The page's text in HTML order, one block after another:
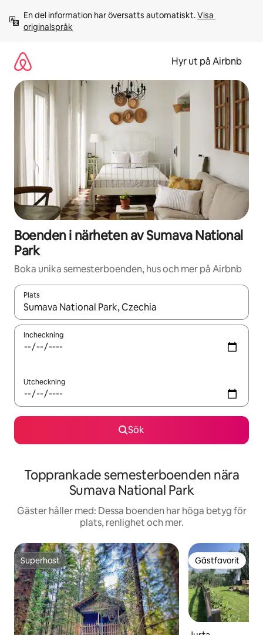
innehåll
En del information har översatts automatiskt. Visa
originalspråk
Hyr ut på Airbnb
Boenden i närheten av Sumava National
Park
Boka unika semesterboenden, hus och mer på Airbnb
Plats
När resultaten är tillgängliga kan du navigera med upp- och
Incheckning
Utcheckning
Sök
Topprankade semesterboenden nära
Sumava National Park
Gäster håller med: Dessa boenden har höga betyg för
plats, renlighet och mer.
Superhost
Superhost Gästfavorit
Gästfavorit